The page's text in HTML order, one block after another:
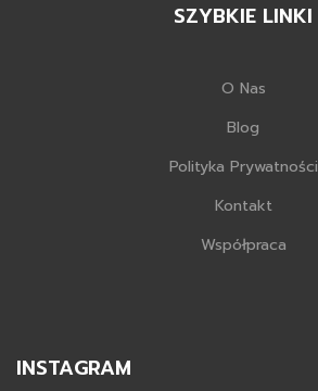
SZYBKIE LINKI
O Nas
Blog
Polityka Prywatności
Kontakt
Współpraca
INSTAGRAM